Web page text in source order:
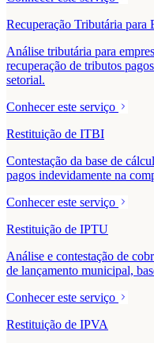
Recuperação Tributária para
Análise tributária para
recuperação de tributos
setorial.
Conhecer este serviço
Restituição de ITBI
Contestação da base de
pagos indevidamente na
Conhecer este serviço
Restituição de IPTU
Análise e contestação de
de lançamento municipal,
Conhecer este serviço
Restituição de IPVA